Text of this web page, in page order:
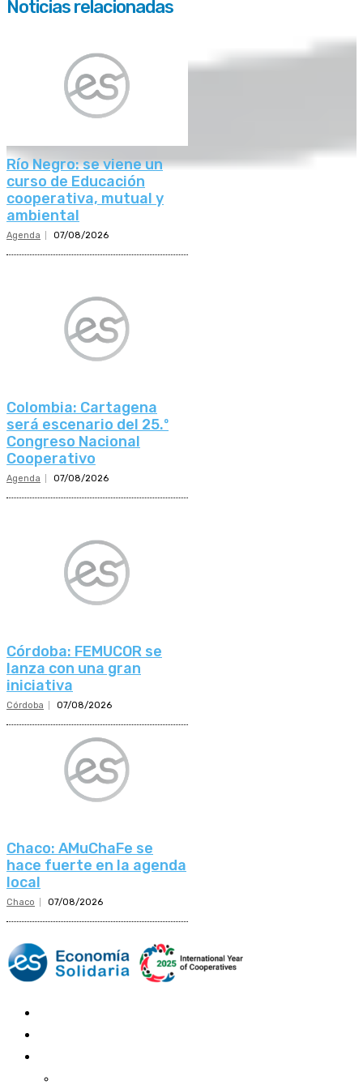
Noticias relacionadas
Río Negro: se viene un
curso de Educación
cooperativa, mutual y
ambiental
Agenda 07/08/2026
Colombia: Cartagena
será escenario del 25.º
Congreso Nacional
Cooperativo
Agenda 07/08/2026
Córdoba: FEMUCOR se
lanza con una gran
iniciativa
Córdoba 07/08/2026
Chaco: AMuChaFe se
hace fuerte en la agenda
local
Chaco 07/08/2026